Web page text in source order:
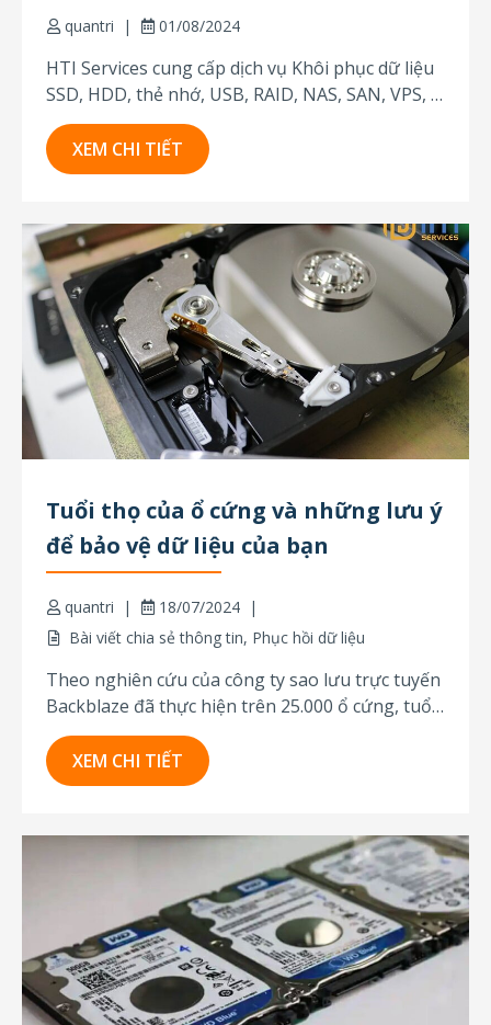
quantri 01/08/2024
HTI Services cung cấp dịch vụ Khôi phục dữ liệu
SSD, HDD, thẻ nhớ, USB, RAID, NAS, SAN, VPS, ...
chuyên nghiệp và uy tín với hơn 15 năm kinh
nghiệm trong lĩnh vực này. Tại HTI Services, chi
phí khôi phục dữ liệu sẽ được thông báo đầy...
XEM CHI TIẾT
Tuổi thọ của ổ cứng và những lưu ý
để bảo vệ dữ liệu của bạn
quantri
18/07/2024
Bài viết chia sẻ thông tin, Phục hồi dữ liệu
Theo nghiên cứu của công ty sao lưu trực tuyến
Backblaze đã thực hiện trên 25.000 ổ cứng, tuổi
thọ trung bình của ổ cứng HDD là từ 3-5 năm.
Một số ít ổ đĩa có thể sử dụng được trong 7-8
năm. Tất nhiên, tuổi thọ thực tế...
XEM CHI TIẾT